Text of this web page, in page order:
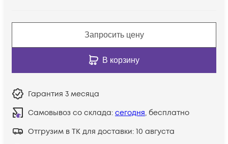
Запросить цену
В корзину
Гарантия 3 месяца
Самовывоз со склада: сегодня, бесплатно
Отгрузим в ТК для доставки: 10 августа